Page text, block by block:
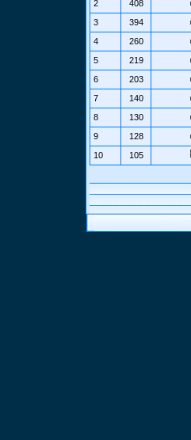
2
408
3
394
4
260
5
219
6
203
7
140
8
130
9
128
10
105